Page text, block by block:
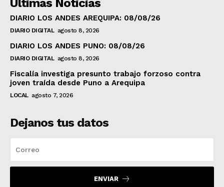
Ultimas Noticias
DIARIO LOS ANDES AREQUIPA: 08/08/26
DIARIO DIGITAL agosto 8, 2026
DIARIO LOS ANDES PUNO: 08/08/26
DIARIO DIGITAL agosto 8, 2026
Fiscalía investiga presunto trabajo forzoso contra
joven traída desde Puno a Arequipa
LOCAL agosto 7, 2026
Dejanos tus datos
ENVIAR